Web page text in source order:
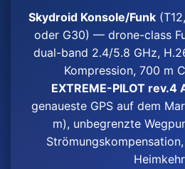
Skydroid Konsole/Funk(T12,
oder G30) — drone-class
dual-band 2.4/5.8 GHz,
Kompression, 700 m
EXTREME-PILOT rev.4
genaueste GPS auf dem
m), unbegrenzte
Heimkehr